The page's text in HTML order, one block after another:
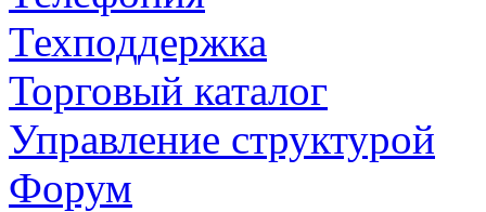
Техподдержка
Торговый каталог
Управление структурой
Форум